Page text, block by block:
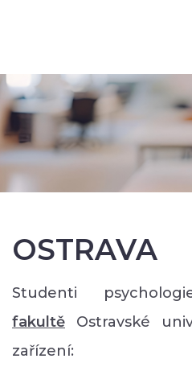
OSTRAVA
Studenti
fakultě Ostravské
zařízení: